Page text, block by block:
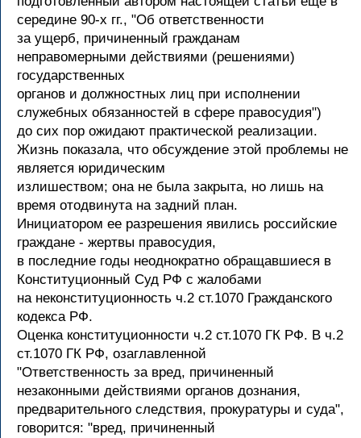
середине 90-х гг., "Об ответственности
за ущерб, причиненный гражданам
неправомерными действиями (решениями)
государственных
органов и должностных лиц при исполнении
служебных обязанностей в сфере правосудия")
до сих пор ожидают практической реализации.
Жизнь показала, что обсуждение этой проблемы не
является юридическим
излишеством; она не была закрыта, но лишь на
время отодвинута на задний план.
Инициатором ее разрешения явились российские
граждане - жертвы правосудия,
в последние годы неоднократно обращавшиеся в
Конституционный Суд РФ с жалобами
на неконституционность ч.2 ст.1070 Гражданского
кодекса РФ.
Оценка конституционности ч.2 ст.1070 ГК РФ. В ч.2
ст.1070 ГК РФ, озаглавленной
"Ответственность за вред, причиненный
незаконными действиями органов дознания,
предварительного следствия, прокуратуры и суда",
говорится: "вред, причиненный